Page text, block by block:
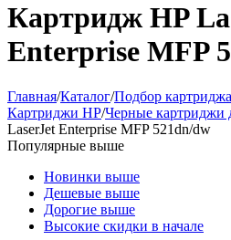
Картридж HP
Enterprise MFP
Главная/Каталог/Подбор
Картриджи HP/Черные картриджи
LaserJet Enterprise MFP 521dn/dw
Популярные выше
Новинки выше
Дешевые выше
Дорогие выше
Высокие скидки в начале